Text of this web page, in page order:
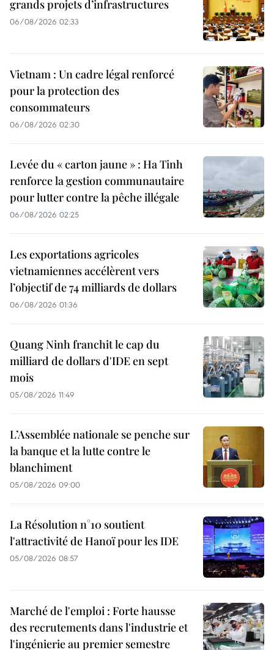
grands projets d’infrastructures
06/08/2026 02:33
Vietnam : Un cadre légal renforcé
pour la protection des
consommateurs
06/08/2026 02:30
Levée du « carton jaune » : Ha Tinh
renforce la gestion communautaire
pour lutter contre la pêche illégale
06/08/2026 02:25
Les exportations agricoles
vietnamiennes accélèrent vers
l’objectif de 74 milliards de dollars
06/08/2026 01:36
Quang Ninh franchit le cap du
milliard de dollars d'IDE en sept
mois
05/08/2026 11:49
L’Assemblée nationale se penche sur
la banque et la lutte contre le
blanchiment
05/08/2026 09:00
La Résolution n°10 soutient
l'attractivité de Hanoï pour les IDE
05/08/2026 08:57
Marché de l'emploi : Forte hausse
des recrutements dans l'industrie et
l'ingénierie au premier semestre